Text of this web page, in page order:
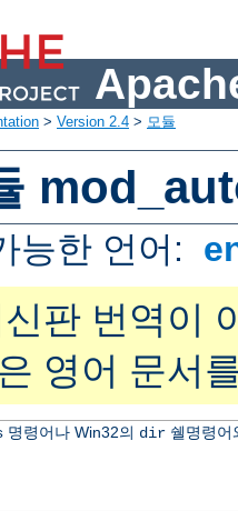
> Version 2.4 > 모듈
능한 언어:
판 번역이
영어 문서
명령어나 Win32의 dir쉘명령어